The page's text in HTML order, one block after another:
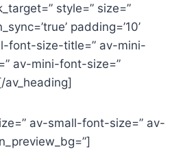
style=” size=”
padding=’10’
font-size-title=” av-mini-
av-mini-font-size=”
av_heading]
av-small-font-size=” av-